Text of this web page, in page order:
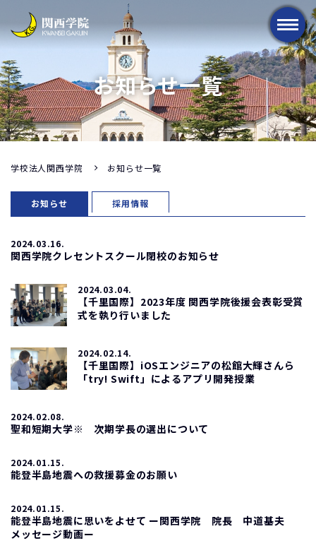
メニュー
お知らせ一覧
学校法人関西学院 お知らせ一覧
お知らせ 採用情報
2024.03.16.
関西学院クレセントスクール閉校のお知らせ
2024.03.04.
【千里国際】2023年度 関西学院後援会表彰受賞
式を執り行いました
2024.02.14.
【千里国際】iOSエンジニアの松館大輝さんら
「try! Swift」によるアプリ開発授業
2024.02.08.
聖和短期大学※ 次期学長の選出について
2024.01.15.
能登半島地震への救援募金のお願い
2024.01.15.
能登半島地震に思いをよせて ー関西学院 院長 中道基夫
メッセージ動画ー